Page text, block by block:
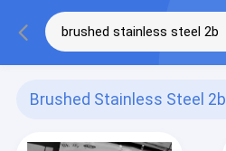
Brushed Stainless Steel 2b